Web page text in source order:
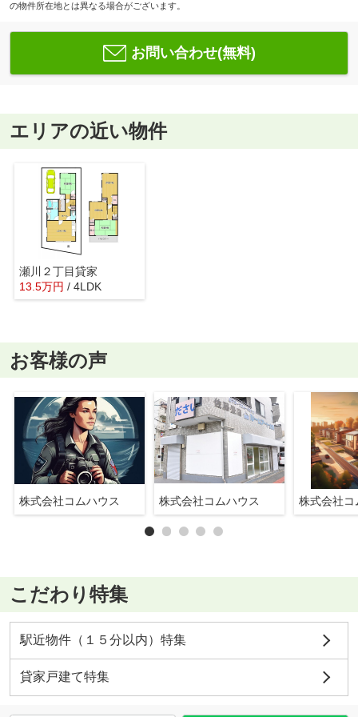
の物件所在地とは異なる場合がございます。
お問い合わせ(無料)
エリアの近い物件
瀬川２丁目貸家
13.5万円 / 4LDK
お客様の声
株式会社コムハウス 株式会社コムハウス 株式会社コ
こだわり特集
駅近物件（１５分以内）特集
貸家戸建て特集